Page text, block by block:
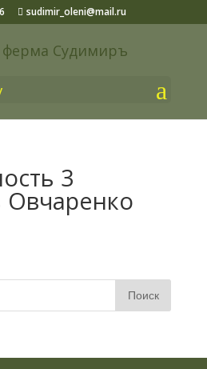
sudimir_oleni@mail.ru
3